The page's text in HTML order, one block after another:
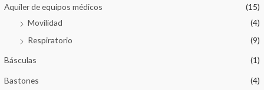
Aquiler de equipos médicos
(15)
Movilidad
(4)
Respiratorio
(9)
Básculas (1)
Bastones (4)